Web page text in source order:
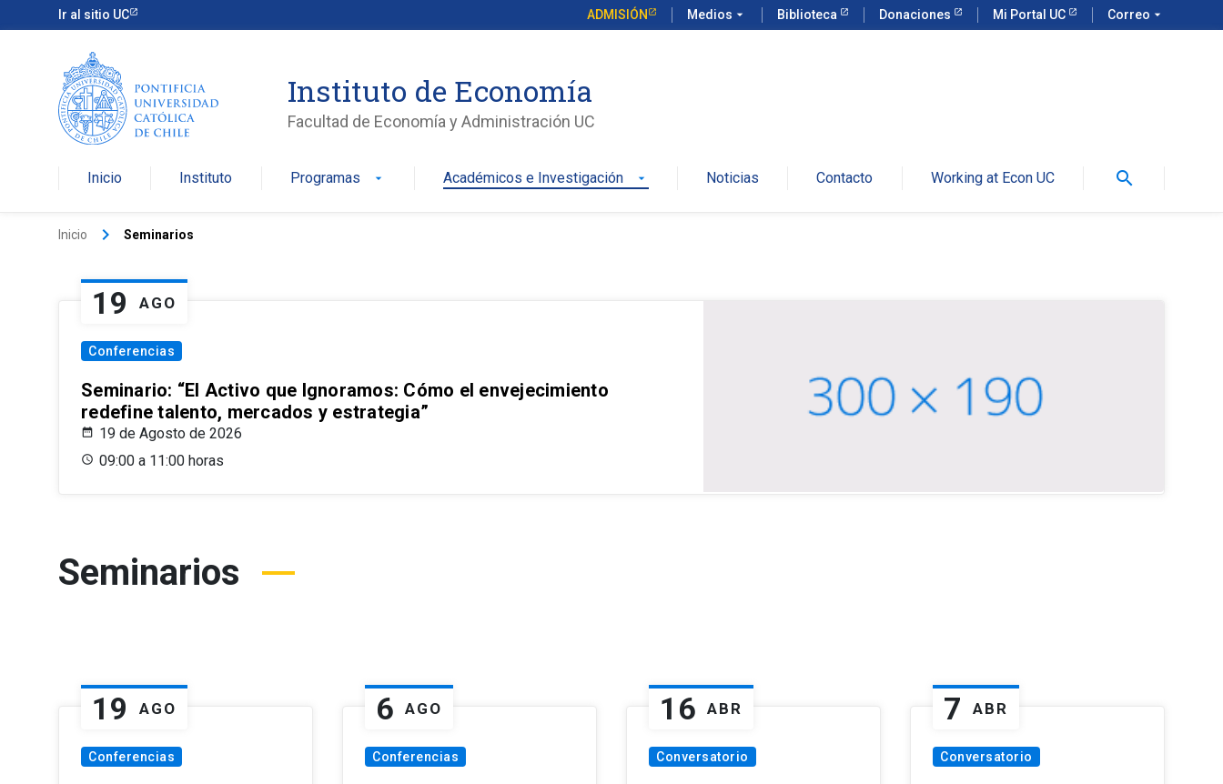
Ir al sitio UC ADMISIÓN Medios arrow_drop_down Biblioteca Donaciones Mi Portal UC Correo arrow_drop_down
Instituto de Economía
Facultad de Economía y Administración UC
Inicio Instituto Programas arrow_drop_down Académicos e Investigación arrow_drop_down Noticias Contacto Working at Econ UC search
Inicio keyboard_arrow_right Seminarios
19 AGO
Conferencias
Seminario: “El Activo que Ignoramos: Cómo el envejecimiento
redefine talento, mercados y estrategia”
19 de Agosto de 2026
09:00 a 11:00 horas
Seminarios
19 AGO
Conferencias
6 AGO
Conferencias
16 ABR
Conversatorio
7 ABR
Conversatorio